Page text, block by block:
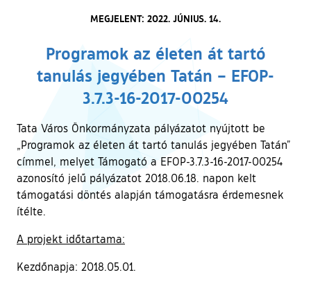
MEGJELENT: 2022. JÚNIUS. 14.
Programok az életen át tartó
tanulás jegyében Tatán – EFOP-
3.7.3-16-2017-00254
Tata Város Önkormányzata pályázatot nyújtott be
„Programok az életen át tartó tanulás jegyében Tatán”
címmel, melyet Támogató a EFOP-3.7.3-16-2017-00254
azonosító jelű pályázatot 2018.06.18. napon kelt
támogatási döntés alapján támogatásra érdemesnek
ítélte.
A projekt időtartama:
Kezdőnapja: 2018.05.01.